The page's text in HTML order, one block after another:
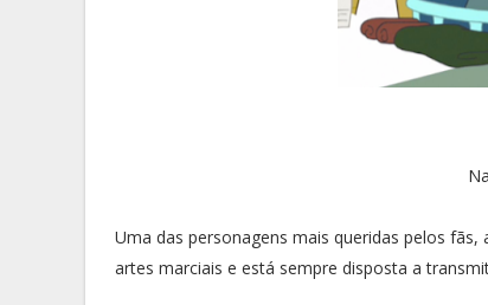
Uma das personagens mais queridas pelos
artes marciais e está sempre disposta a